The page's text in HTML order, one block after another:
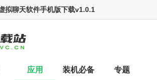
拟聊天软件手机版下载v1.0.1
应用 装机必备 专题